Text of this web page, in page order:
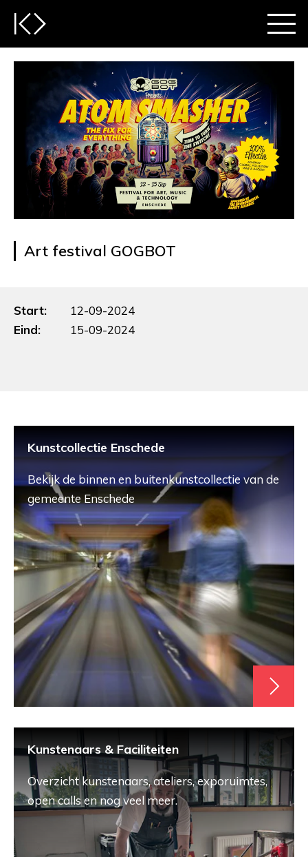
Art festival GOGBOT
Start:
12-09-2024
Eind:
15-09-2024
Kunstcollectie Enschede
Bekijk de binnen en buitenkunstcollectie van de
gemeente Enschede
Kunstenaars & Faciliteiten
Overzicht kunstenaars, ateliers, exporuimtes,
open calls en nog veel meer.